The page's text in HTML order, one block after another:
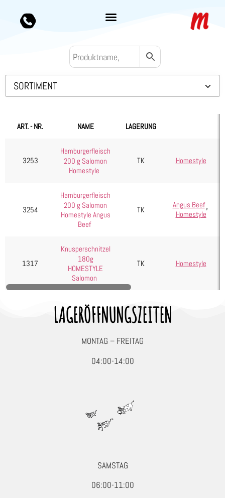
SORTIMENT
Convenience
Kuchen & Desserts
Obst & Gemüse
Wurst & Schinken
ART. - NR. NAME LAGERUNG
3253
Hamburgerfleisch
200 g Salomon
Homestyle
TK Homestyle
3254
Hamburgerfleisch
200 g Salomon
Homestyle Angus
Beef
TK
Angus Beef,
Homestyle
1317
Knusperschnitzel
180g
HOMESTYLE
Salomon
TK Homestyle
LAGERÖFFNUNGSZEITEN
MONTAG – FREITAG
04:00-14:00
SAMSTAG
06:00-11:00